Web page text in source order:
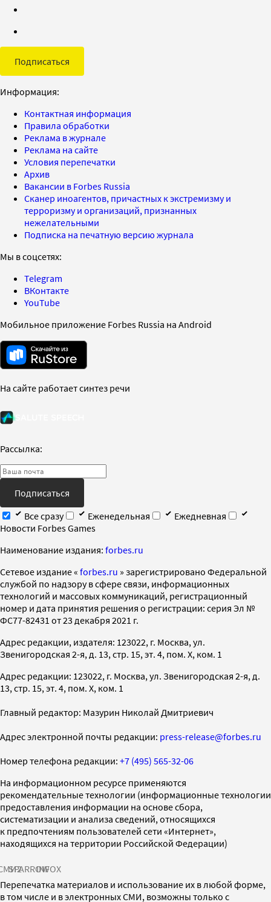
Подписаться
Информация:
Контактная информация
Правила обработки
Реклама в журнале
Реклама на сайте
Условия перепечатки
Архив
Вакансии в Forbes Russia
Сканер иноагентов, причастных к экстремизму и
терроризму и организаций, признанных
нежелательными
Подписка на печатную версию журнала
Мы в соцсетях:
Telegram
ВКонтакте
YouTube
Мобильное приложение Forbes Russia на Android
На сайте работает синтез речи
Рассылка:
Подписаться
Все сразу
Еженедельная
Ежедневная
Новости Forbes Games
Наименование издания: forbes.ru
Cетевое издание « forbes.ru » зарегистрировано Федеральной
службой по надзору в сфере связи, информационных
технологий и массовых коммуникаций, регистрационный
номер и дата принятия решения о регистрации: серия Эл №
ФС77-82431 от 23 декабря 2021 г.
Адрес редакции, издателя: 123022, г. Москва, ул.
Звенигородская 2-я, д. 13, стр. 15, эт. 4, пом. X, ком. 1
Адрес редакции: 123022, г. Москва, ул. Звенигородская 2-я, д.
13, стр. 15, эт. 4, пом. X, ком. 1
Главный редактор: Мазурин Николай Дмитриевич
Адрес электронной почты редакции: press-release@forbes.ru
Номер телефона редакции: +7 (495) 565-32-06
На информационном ресурсе применяются
рекомендательные технологии (информационные технологии
предоставления информации на основе сбора,
систематизации и анализа сведений, относящихся
к предпочтениям пользователей сети «Интернет»,
находящихся на территории Российской Федерации)
SPARROWINFOX
Перепечатка материалов и использование их в любой форме,
в том числе и в электронных СМИ, возможны только с